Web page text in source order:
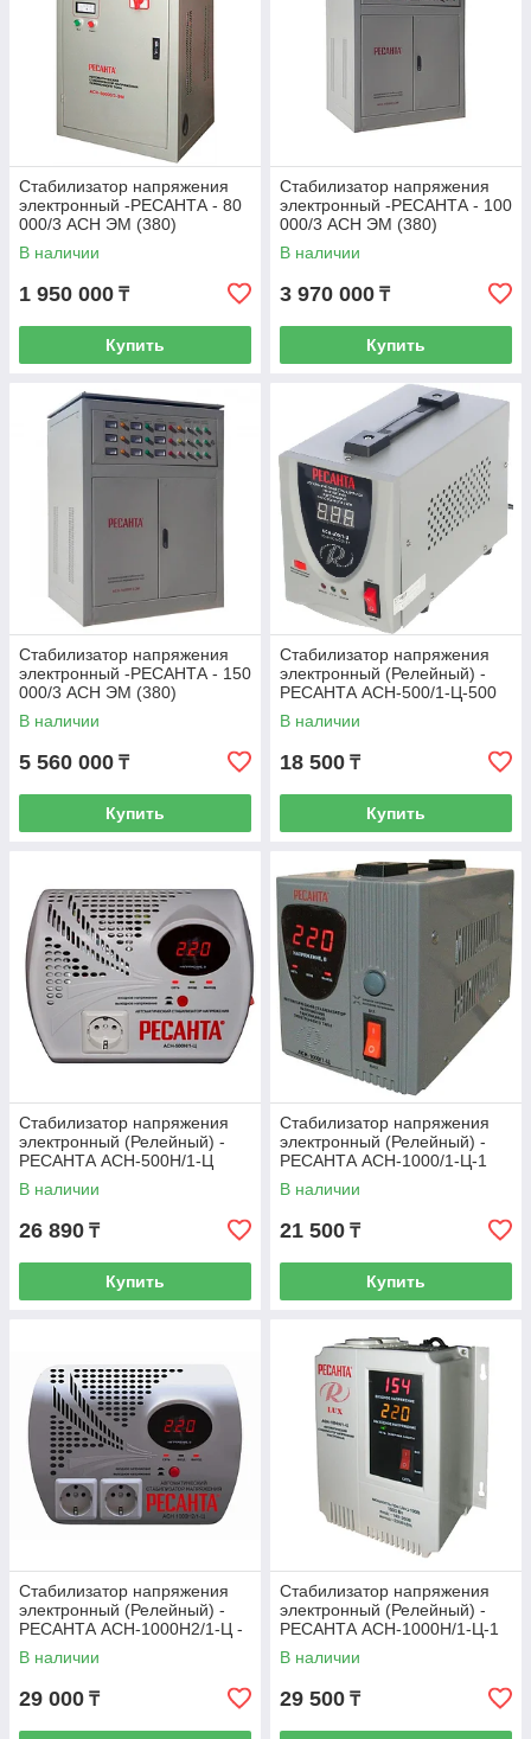
Стабилизатор напряжения
электронный -РЕСАНТА - 80
000/3 АСН ЭМ (380)
В наличии
1 950 000 ₸
Купить
Стабилизатор напряжения
электронный -РЕСАНТА - 100
000/3 АСН ЭМ (380)
В наличии
3 970 000 ₸
Купить
Стабилизатор напряжения
электронный -РЕСАНТА - 150
000/3 АСН ЭМ (380)
В наличии
5 560 000 ₸
Купить
Стабилизатор напряжения
электронный (Релейный) -
РЕСАНТА ACH-500/1-Ц-500
Вт
В наличии
18 500 ₸
Купить
Стабилизатор напряжения
электронный (Релейный) -
РЕСАНТА ACH-500Н/1-Ц
-500Вт - Настенный
В наличии
26 890 ₸
Купить
Стабилизатор напряжения
электронный (Релейный) -
РЕСАНТА ACH-1000/1-Ц-1
кВт
В наличии
21 500 ₸
Купить
Стабилизатор напряжения
электронный (Релейный) -
РЕСАНТА ACH-1000Н2/1-Ц -
1 кВт-Настенный
В наличии
29 000 ₸
Стабилизатор напряжения
электронный (Релейный) -
РЕСАНТА ACH-1000Н/1-Ц-1
кВт- Настенный
В наличии
29 500 ₸